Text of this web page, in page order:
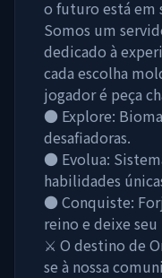
o futuro está em
Somos um
dedicado à
cada escolha
jogador é peça
● Explore:
desafiadoras.
● Evolua:
habilidades
● Conquiste:
reino e deixe seu
⚔️ O destino de
se à nossa